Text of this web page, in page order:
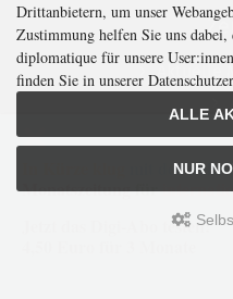
mit der
Monatszeitungfür
Jetzt das Digi-Abo testen:
Aktuelle
Drittanbietern, um unser
Zustimmung helfen Sie uns
diplomatique für unsere
finden Sie in unserer
ALLE
NUR